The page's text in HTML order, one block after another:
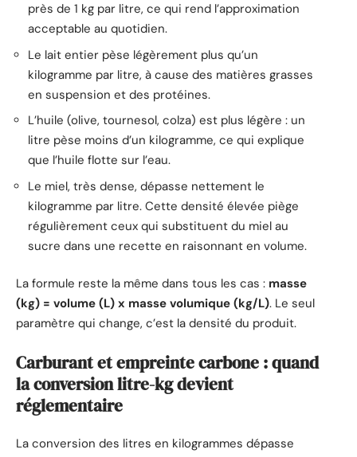
près de 1 kg par litre, ce qui rend l’approximation
acceptable au quotidien.
Le lait entier pèse légèrement plus qu’un
kilogramme par litre, à cause des matières grasses
en suspension et des protéines.
L’huile (olive, tournesol, colza) est plus légère : un
litre pèse moins d’un kilogramme, ce qui explique
que l’huile flotte sur l’eau.
Le miel, très dense, dépasse nettement le
kilogramme par litre. Cette densité élevée piège
régulièrement ceux qui substituent du miel au
sucre dans une recette en raisonnant en volume.
La formule reste la même dans tous les cas : masse
(kg) = volume (L) x masse volumique (kg/L). Le seul
paramètre qui change, c’est la densité du produit.
Carburant et empreinte carbone : quand
la conversion litre-kg devient
réglementaire
La conversion des litres en kilogrammes dépasse